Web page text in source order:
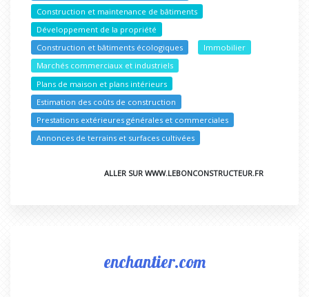
Construction et maintenance de bâtiments
Développement de la propriété
Construction et bâtiments écologiques
Immobilier
Marchés commerciaux et industriels
Plans de maison et plans intérieurs
Estimation des coûts de construction
Prestations extérieures générales et commerciales
Annonces de terrains et surfaces cultivées
ALLER SUR WWW.LEBONCONSTRUCTEUR.FR
enchantier.com